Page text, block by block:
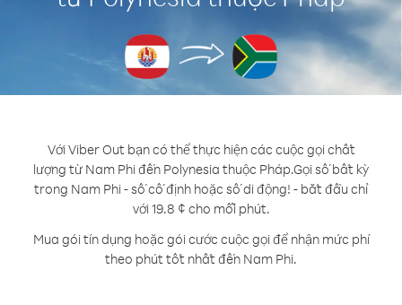
Với Viber Out bạn có thể thực hiện các cuộc gọi chất
lượng từ Nam Phi đến Polynesia thuộc Pháp.Gọi số bất kỳ
trong Nam Phi - số cố định hoặc số di động! - bắt đầu chỉ
với 19.8 ¢ cho mỗi phút.
Mua gói tín dụng hoặc gói cước cuộc gọi để nhận mức phí
theo phút tốt nhất đến Nam Phi.